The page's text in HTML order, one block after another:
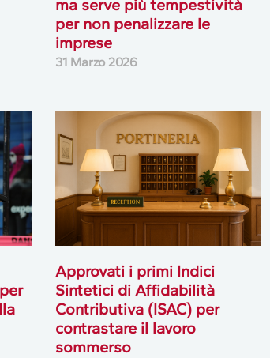
ma serve più tempestività
per non penalizzare le
imprese
31 Marzo 2026
Approvati i primi Indici
Sintetici di Affidabilità
Contributiva (ISAC) per
contrastare il lavoro
sommerso